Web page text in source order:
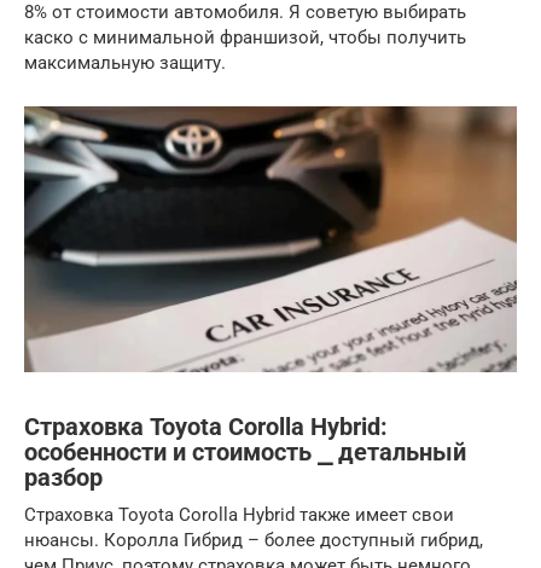
8% от стоимости автомобиля. Я советую выбирать
каско с минимальной франшизой, чтобы получить
максимальную защиту.
Страховка Toyota Corolla Hybrid:
особенности и стоимость ⎯ детальный
разбор
Страховка Toyota Corolla Hybrid также имеет свои
нюансы. Королла Гибрид – более доступный гибрид,